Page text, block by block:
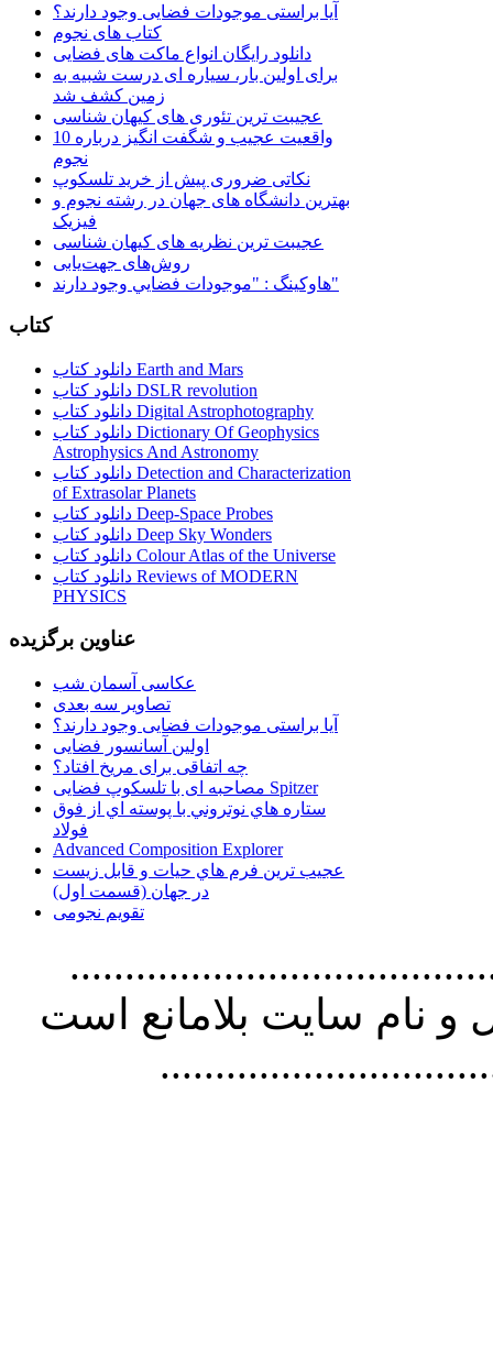
آیا براستی موجودات فضایی وجود دارند؟
کتاب های نجوم
دانلود رایگان انواع ماکت های فضایی
برای اولین بار، سیاره ای درست شبیه به
زمین کشف شد
عجیبت ترین تئوری های کیهان شناسی
10 واقعیت عجیب و شگفت انگیز درباره
نجوم
نکاتی ضروری پیش از خرید تلسکوپ
بهترین دانشگاه های جهان در رشته نجوم و
فیزیک
عجیبت ترین نظریه های کیهان شناسی
روش‌های جهت‌یابی
هاوكينگ : "موجودات فضايي وجود دارند"
کتاب
دانلود کتاب Earth and Mars
دانلود کتاب DSLR revolution
دانلود کتاب Digital Astrophotography
دانلود کتاب Dictionary Of Geophysics
Astrophysics And Astronomy
دانلود کتاب Detection and Characterization
of Extrasolar Planets
دانلود کتاب Deep-Space Probes
دانلود کتاب Deep Sky Wonders
دانلود کتاب Colour Atlas of the Universe
دانلود کتاب Reviews of MODERN
PHYSICS
عناوین برگزیده
عکاسی آسمان شب
تصاویر سه بعدی
آیا براستی موجودات فضایی وجود دارند؟
اولین آسانسور فضایی
چه اتفاقی برای مریخ افتاد؟
مصاحبه ای با تلسکوپ فضایی Spitzer
ستاره هاي نوتروني با پوسته اي از فوق
فولاد
Advanced Composition Explorer
عجیب ترین فرم هاي حيات و قابل زيست
در جهان (قسمت اول)
تقویم نجومی
استفاده از
نام سايت بلامانع است